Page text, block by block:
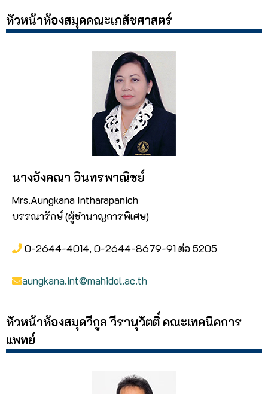
หัวหน้าห้องสมุดคณะเภสัชศาสตร์
นางอังคณา อินทรพาณิชย์
Mrs.Aungkana Intharapanich
บรรณารักษ์ (ผู้ชำนาญการพิเศษ)
0-2644-4014, 0-2644-8679-91 ต่อ 5205
aungkana.int@mahidol.ac.th
หัวหน้าห้องสมุดวีกูล วีรานุวัตติ์ คณะเทคนิคการ
แพทย์